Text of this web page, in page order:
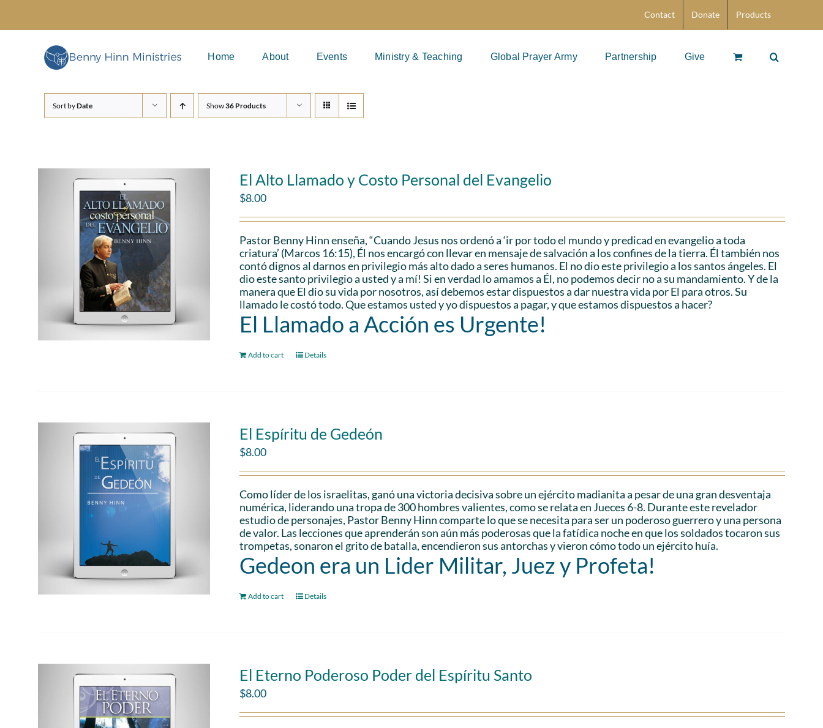
content
Contact Donate Products
Home About Events Ministry & Teaching Global Prayer Army Partnership Give
Sort byDate Show36 Products
El Alto Llamado y Costo Personal del Evangelio
$8.00
Pastor Benny Hinn enseña, “Cuando Jesus nos ordenó a ‘ir por todo el mundo y predicad en evangelio a toda
criatura’ (Marcos 16:15), Él nos encargó con llevar en mensaje de salvación a los confines de la tierra. Él también nos
contó dignos al darnos en privilegio más alto dado a seres humanos. El no dio este privilegio a los santos ángeles. El
dio este santo privilegio a usted y a mí! Si en verdad lo amamos a Él, no podemos decir no a su mandamiento. Y de la
manera que El dio su vida por nosotros, así debemos estar dispuestos a dar nuestra vida por El para otros. Su
llamado le costó todo. Que estamos usted y yo dispuestos a pagar, y que estamos dispuestos a hacer?
El Llamado a Acción es Urgente!
Add to cart Details
El Espíritu de Gedeón
$8.00
Como líder de los israelitas, ganó una victoria decisiva sobre un ejército madianita a pesar de una gran desventaja
numérica, liderando una tropa de 300 hombres valientes, como se relata en Jueces 6-8. Durante este revelador
estudio de personajes, Pastor Benny Hinn comparte lo que se necesita para ser un poderoso guerrero y una persona
de valor. Las lecciones que aprenderán son aún más poderosas que la fatídica noche en que los soldados tocaron sus
trompetas, sonaron el grito de batalla, encendieron sus antorchas y vieron cómo todo un ejército huía.
Gedeon era un Lider Militar, Juez y Profeta!
Add to cart Details
El Eterno Poderoso Poder del Espíritu Santo
$8.00